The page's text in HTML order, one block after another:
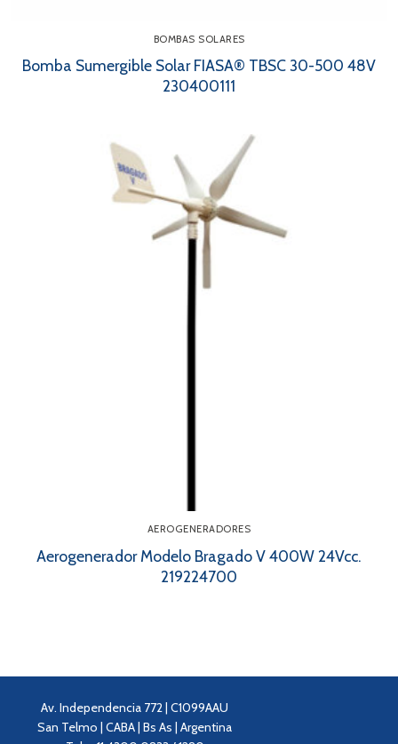
BOMBAS SOLARES
Bomba Sumergible Solar FIASA® TBSC 30-500 48V
230400111
AEROGENERADORES
Aerogenerador Modelo Bragado V 400W 24Vcc.
219224700
Av. Independencia 772 | C1099AAU
San Telmo | CABA | Bs As | Argentina